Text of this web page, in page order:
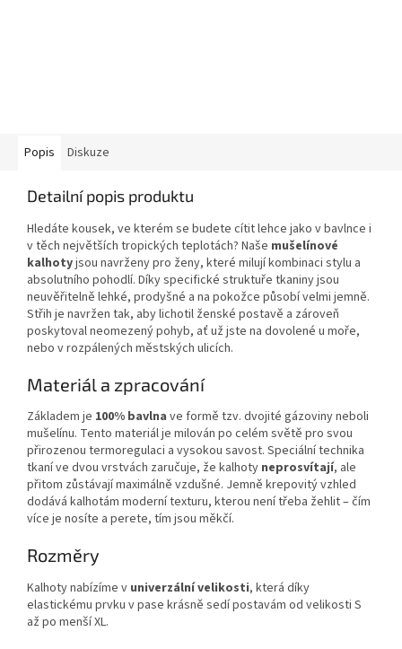
Popis Diskuze
Detailní popis produktu
Hledáte kousek, ve kterém se budete cítit lehce jako v bavlnce i
v těch největších tropických teplotách? Naše mušelínové
kalhotyjsou navrženy pro ženy, které milují kombinaci stylu a
absolutního pohodlí. Díky specifické struktuře tkaniny jsou
neuvěřitelně lehké, prodyšné a na pokožce působí velmi jemně.
Střih je navržen tak, aby lichotil ženské postavě a zároveň
poskytoval neomezený pohyb, ať už jste na dovolené u moře,
nebo v rozpálených městských ulicích.
Materiál a zpracování
Základem je 100% bavlna ve formě tzv. dvojité gázoviny neboli
mušelínu. Tento materiál je milován po celém světě pro svou
přirozenou termoregulaci a vysokou savost. Speciální technika
tkaní ve dvou vrstvách zaručuje, že kalhoty neprosvítají, ale
přitom zůstávají maximálně vzdušné. Jemně krepovitý vzhled
dodává kalhotám moderní texturu, kterou není třeba žehlit – čím
více je nosíte a perete, tím jsou měkčí.
Rozměry
Kalhoty nabízíme v univerzální velikosti, která díky
elastickému prvku v pase krásně sedí postavám od velikosti S
až po menší XL.